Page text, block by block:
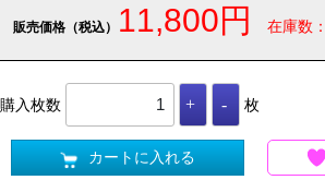
販売価格（税込） 11,800円 在庫数：
購入枚数 枚
カートに入れる